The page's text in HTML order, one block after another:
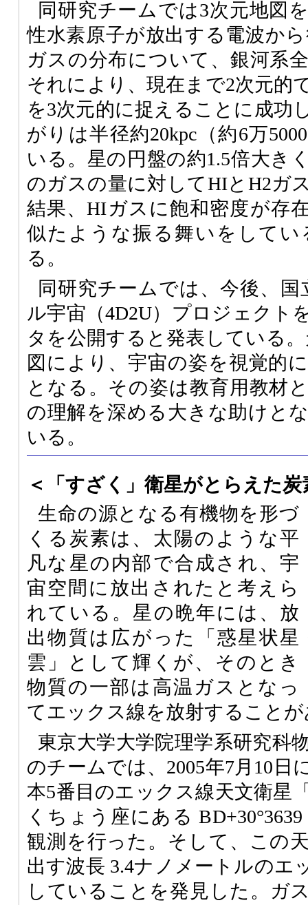
同研究チームでは3次元地図
性水素原子が放出する電波か
ガスの分布について、銀河系
それにより、現在まで2次元的
を3次元的に捉えることに成功
がりは半径約20kpc（約6万
いる。星の円盤の約1.5倍大き
のガスの量に対してHIとH2ガ
結果、HIガスに飽和密度が存
似たような振る舞いをして
る。
同研究チームでは、今後、
ル宇宙（4D2U）プロジェクト
タを公開すると発表している
図により、宇宙の姿を視覚的
となる。その姿は教育用教材
の理解を深める大きな助けと
いる。
＜「すざく」衛星がとらえた
生命の源となる有機物を形づ
くる炭素は、太陽のような平
凡な星の内部で合成され、宇
宙空間に放出されたと考えら
れている。星の晩年には、放
出物質は広がった「惑星状星
雲」として輝くが、そのとき
物質の一部は高温ガスとなっ
てエックス線を放射すること
東京大学大学院理学系研究科
のチームでは、2005年7月10日
本5番目のエックス線天文衛星
くちょう座にある
観測を行った。そして、この
出す波長 3.4ナノメートルのエ
していることを発見した。ガ